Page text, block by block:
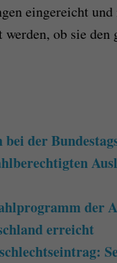
eingereicht und
ob sie
der
der
erreicht